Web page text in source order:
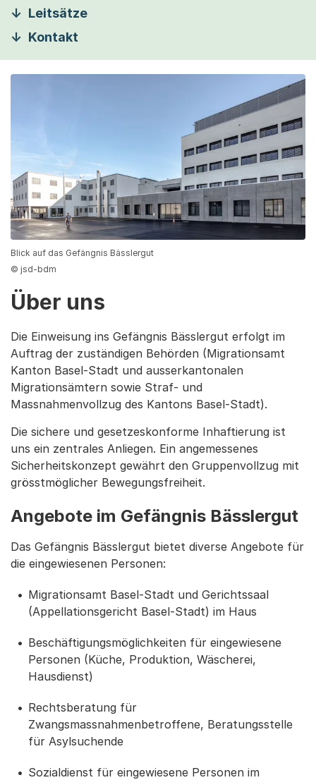
Leitsätze
Kontakt
Blick auf das Gefängnis Bässlergut
© jsd-bdm
Über uns
Die Einweisung ins Gefängnis Bässlergut erfolgt im
Auftrag der zuständigen Behörden (Migrationsamt
Kanton Basel-Stadt und ausserkantonalen
Migrationsämtern sowie Straf- und
Massnahmenvollzug des Kantons Basel-Stadt).
Die sichere und gesetzeskonforme Inhaftierung ist
uns ein zentrales Anliegen. Ein angemessenes
Sicherheitskonzept gewährt den Gruppenvollzug mit
grösstmöglicher Bewegungsfreiheit.
Angebote im Gefängnis Bässlergut
Das Gefängnis Bässlergut bietet diverse Angebote für
die eingewiesenen Personen:
Migrationsamt Basel-Stadt und Gerichtssaal
(Appellationsgericht Basel-Stadt) im Haus
Beschäftigungsmöglichkeiten für eingewiesene
Personen (Küche, Produktion, Wäscherei,
Hausdienst)
Rechtsberatung für
Zwangsmassnahmenbetroffene, Beratungsstelle
für Asylsuchende
Sozialdienst für eingewiesene Personen im